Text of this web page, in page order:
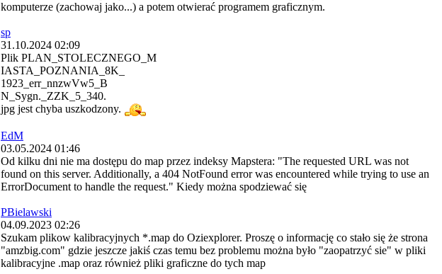
komputerze (zachowaj jako...) a potem otwierać programem graficznym.
sp
31.10.2024 02:09
Plik PLAN_STOLECZNEGO_M
IASTA_POZNANIA_8K_
1923_err_nnzwVw5_B
N_Sygn._ZZK_5_340.
jpg jest chyba uszkodzony.
EdM
03.05.2024 01:46
Od kilku dni nie ma dostępu do map przez indeksy Mapstera: "The requested URL was not
found on this server. Additionally, a 404 NotFound error was encountered while trying to use an
ErrorDocument to handle the request." Kiedy można spodziewać się
PBielawski
04.09.2023 02:26
Szukam plikow kalibracyjnych *.map do Oziexplorer. Proszę o informację co stało się że strona
"amzbig.com" gdzie jeszcze jakiś czas temu bez problemu można było "zaopatrzyć sie" w pliki
kalibracyjne .map oraz również pliki graficzne do tych map